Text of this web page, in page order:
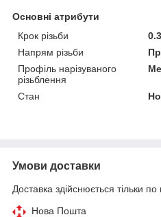
Основні атрибути
Крок різьби
Напрям різьби
Профіль нарізуваного
різьблення
Стан
Умови доставки
Доставка здійснюється тільки по
Нова Пошта